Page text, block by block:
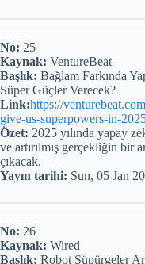
No: 25
Kaynak: VentureBeat
Başlık: Bağlam Farkında
Süper Güçler Verecek?
Link:https://
give-us-superpowers-in-
Özet: 2025 yılında yapay
ve artırılmış gerçekliğin bir
çıkacak.
Yayın tarihi: Sun, 05 Jan
No: 26
Kaynak: Wired
Başlık: Robot Süpürgeler